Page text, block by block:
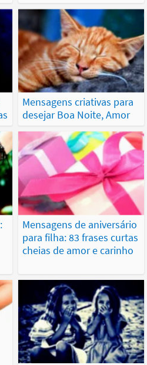
Mensagens criativas para
desejar Boa Noite, Amor
Mensagens de aniversário
para filha: 83 frases curtas
cheias de amor e carinho